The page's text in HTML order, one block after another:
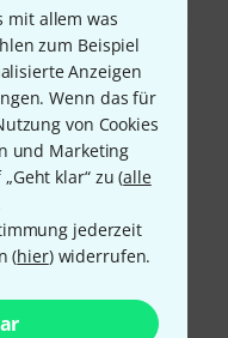
mit allem was
zum Beispiel
Anzeigen
Wenn das für
von Cookies
und Marketing
klar“ zu (alle
jederzeit
(hier) widerrufen.
per Nachnahme,
Sofort bezahlen,